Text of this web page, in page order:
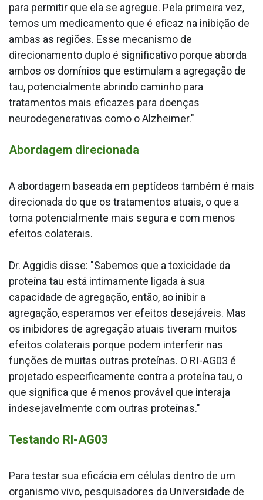
para permitir que ela se agregue. Pela primeira vez,
temos um medicamento que é eficaz na inibição de
ambas as regiões. Esse mecanismo de
direcionamento duplo é significativo porque aborda
ambos os domínios que estimulam a agregação de
tau, potencialmente abrindo caminho para
tratamentos mais eficazes para doenças
neurodegenerativas como o Alzheimer."
Abordagem direcionada
A abordagem baseada em peptídeos também é mais
direcionada do que os tratamentos atuais, o que a
torna potencialmente mais segura e com menos
efeitos colaterais.
Dr. Aggidis disse: "Sabemos que a toxicidade da
proteína tau está intimamente ligada à sua
capacidade de agregação, então, ao inibir a
agregação, esperamos ver efeitos desejáveis. Mas
os inibidores de agregação atuais tiveram muitos
efeitos colaterais porque podem interferir nas
funções de muitas outras proteínas. O RI-AG03 é
projetado especificamente contra a proteína tau, o
que significa que é menos provável que interaja
indesejavelmente com outras proteínas."
Testando RI-AG03
Para testar sua eficácia em células dentro de um
organismo vivo, pesquisadores da Universidade de